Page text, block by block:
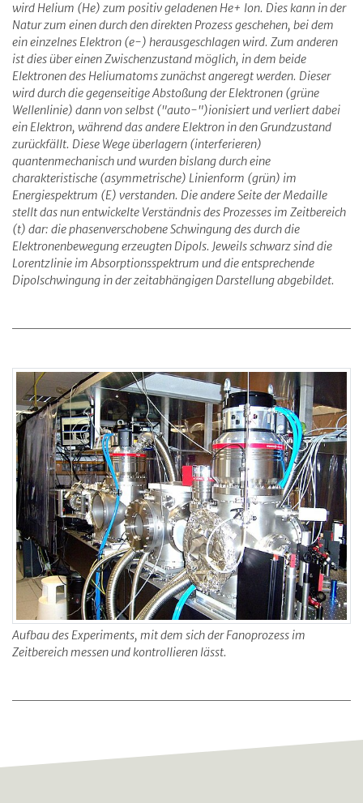
wird Helium (He) zum positiv geladenen He+ Ion. Dies kann in der
Natur zum einen durch den direkten Prozess geschehen, bei dem
ein einzelnes Elektron (e-) herausgeschlagen wird. Zum anderen
ist dies über einen Zwischenzustand möglich, in dem beide
Elektronen des Heliumatoms zunächst angeregt werden. Dieser
wird durch die gegenseitige Abstoßung der Elektronen (grüne
Wellenlinie) dann von selbst ("auto-")ionisiert und verliert dabei
ein Elektron, während das andere Elektron in den Grundzustand
zurückfällt. Diese Wege überlagern (interferieren)
quantenmechanisch und wurden bislang durch eine
charakteristische (asymmetrische) Linienform (grün) im
Energiespektrum (E) verstanden. Die andere Seite der Medaille
stellt das nun entwickelte Verständnis des Prozesses im Zeitbereich
(t) dar: die phasenverschobene Schwingung des durch die
Elektronenbewegung erzeugten Dipols. Jeweils schwarz sind die
Lorentzlinie im Absorptionsspektrum und die entsprechende
Dipolschwingung in der zeitabhängigen Darstellung abgebildet.
Aufbau des Experiments, mit dem sich der Fanoprozess im
Zeitbereich messen und kontrollieren lässt.